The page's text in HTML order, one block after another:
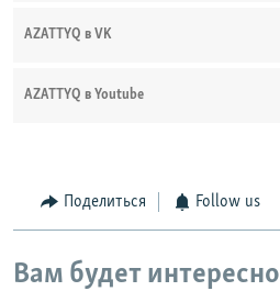
AZATTYQ в VK
AZATTYQ в Youtube
Поделиться Follow us
Вам будет интересно